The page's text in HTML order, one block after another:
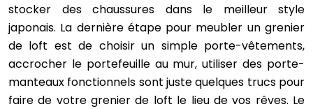
stocker des chaussures dans le meilleur style
japonais. La dernière étape pour meubler un grenier
de loft est de choisir un simple porte-vêtements,
accrocher le portefeuille au mur, utiliser des porte-
manteaux fonctionnels sont juste quelques trucs pour
faire de votre grenier de loft le lieu de vos rêves. Le